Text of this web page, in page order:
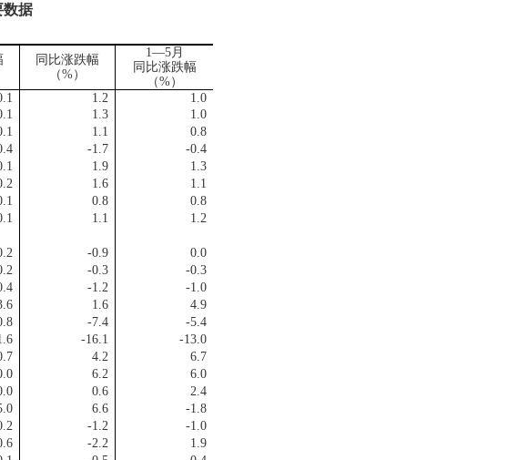
数据
同比涨跌幅
（%）
1 —5月
同比涨跌幅
（%）
1.2
1.0
1.3
1.0
1.1
0.8
-1.7
-0.4
1.9
1.3
1.6
1.1
0.8
0.8
1.1
1.2
-0.9
0.0
-0.3
-0.3
-1.2
-1.0
1.6
4.9
-7.4
-5.4
-16.1
-13.0
4.2
6.7
6.2
6.0
0.6
2.4
6.6
-1.8
-1.2
-1.0
-2.2
1.9